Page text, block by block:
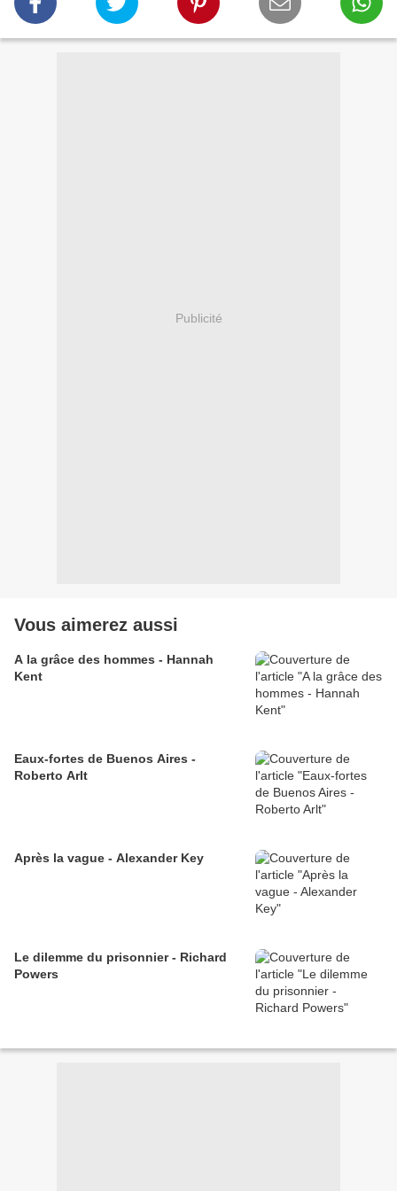
Publicité
Vous aimerez aussi
A la grâce des hommes - Hannah
Kent
Eaux-fortes de Buenos Aires -
Roberto Arlt
Après la vague - Alexander Key
Le dilemme du prisonnier - Richard
Powers